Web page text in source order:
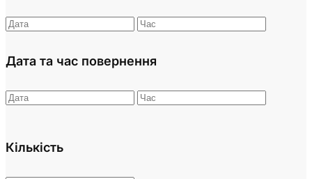
Дата та час повернення
Кількість